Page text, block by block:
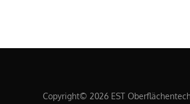
Copyright© 2026 EST